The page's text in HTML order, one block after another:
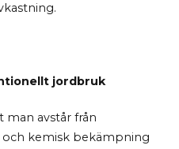
jordbruk
man avstår från
och kemisk bekämpning